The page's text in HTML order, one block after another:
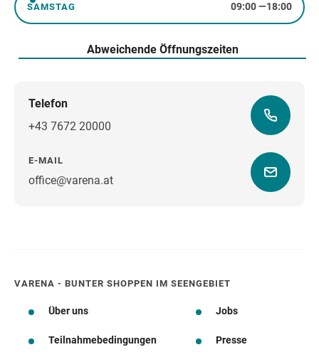
Samstag
SAMSTAG 09:00—18:00
Abweichende Öffnungszeiten
Telefon
+43 7672 20000
E-MAIL
office@varena.at
VARENA - BUNTER SHOPPEN IM SEENGEBIET
Über uns Jobs
Teilnahmebedingungen Presse